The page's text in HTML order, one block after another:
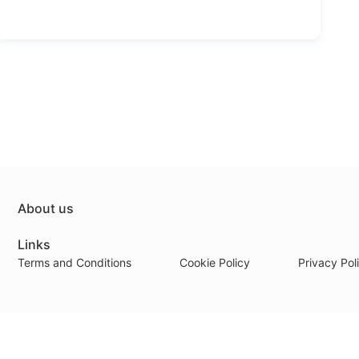
About us
Links
Terms and Conditions Cookie Policy Privacy